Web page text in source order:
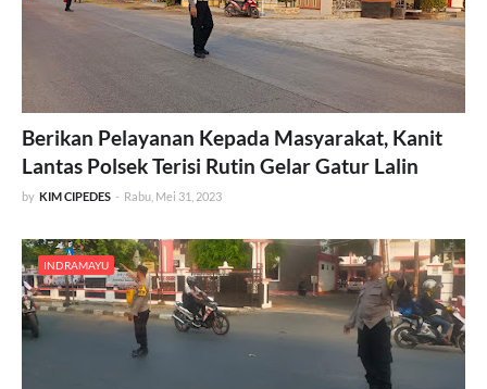
Berikan Pelayanan Kepada Masyarakat, Kanit
Lantas Polsek Terisi Rutin Gelar Gatur Lalin
by KIM CIPEDES - Rabu, Mei 31, 2023
INDRAMAYU